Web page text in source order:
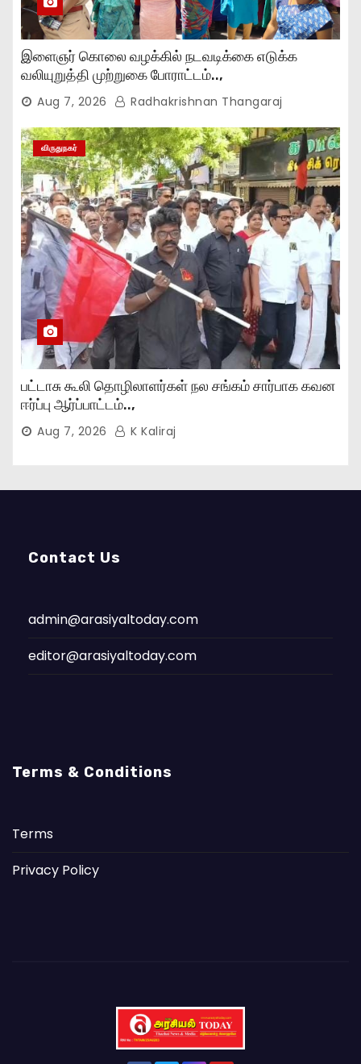
இளைஞர் கொலை வழக்கில் நடவடிக்கை எடுக்க
வலியுறுத்தி முற்றுகை போராட்டம்..,
Aug 7, 2026 Radhakrishnan Thangaraj
விருதுநகர்
பட்டாசு கூலி தொழிலாளர்கள் நல சங்கம் சார்பாக கவன
ஈர்ப்பு ஆர்ப்பாட்டம்..,
Aug 7, 2026 K Kaliraj
Contact Us
admin@arasiyaltoday.com
editor@arasiyaltoday.com
Terms & Conditions
Terms
Privacy Policy